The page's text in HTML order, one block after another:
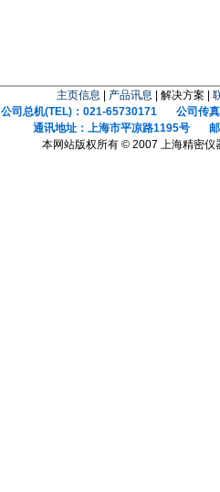
主页信息 产品讯息 | 解决方案 |
公司总机(TEL)：021-65730171 公司传真
通讯地址：上海市平凉路1195号 邮
本网站版权所有 © 2007 上海精密仪